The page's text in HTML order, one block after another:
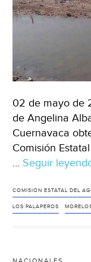
02 de mayo de
de Angelina
Cuernavaca
Comisión
… Seguir
COMISIÓN ESTATAL DEL
LOS PALAPEROS